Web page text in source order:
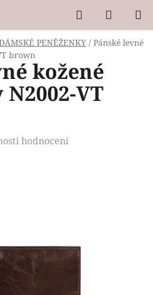
Hledat
KOŠÍK
PENĚŽENKY / Pánské levné
brown
kožené
VT
hodnocení